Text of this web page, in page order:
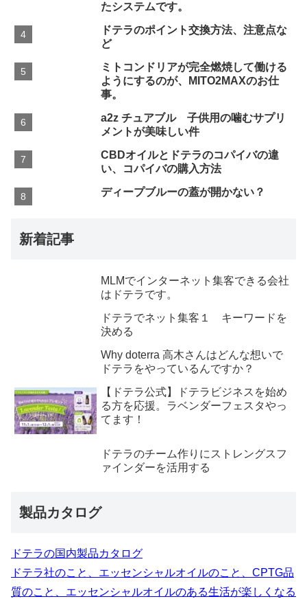
たシステムです。
ドテラのポイント交換方法、注意点な
ど
ミトコンドリアが完全燃焼して働ける
ようにするのが、MITO2MAXのお仕
事。
a2z チュアブル 子供用の噛むサプリ
メントが美味しい件
CBDオイルとドテラのコパイバの違
い、コパイバの購入方法
ディープブルーの蓋が開かない？
新着記事
MLMでインターネット集客できる会社
はドテラです。
ドテラでネット集客１ キーワードを
決める
Why doterra 高木さんはどんな想いで
ドテラをやっているんですか？
【ドテラ公式】ドテラビジネスを始め
る方を応援。ラベンダーフェスタやっ
てます！
ドテラのチーム作りにストレングスフ
ァインダーを活用する
製品カタログ
ドテラの国内製品カタログ
ドテラ社のこと、エッセンシャルオイルのこと、CPTG品
質のこと、エッセンシャルオイルのある生活が楽しくなる